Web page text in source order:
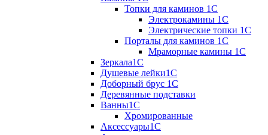
Топки для каминов 1C
Электрокамины 1С
Электрические топки 1C
Порталы для каминов 1С
Мраморные камины 1C
Зеркала1С
Душевые лейки1С
Доборный брус 1С
Деревянные подставки
Ванны1С
Хромированные
Аксессуары1С